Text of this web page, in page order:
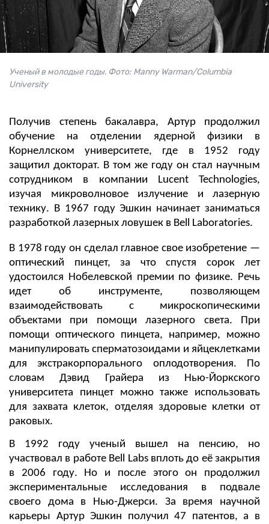
Ученый в молодые годы. Фото: Manny Warman/Columbia
University
Получив степень бакалавра, Артур продолжил
обучение на отделении ядерной физики в
Корнеллском университете, где в 1952 году
защитил докторат. В том же году он стал научным
сотрудником в компании Lucent Technologies,
изучая микроволновое излучение и лазерную
технику. В 1967 году Эшкин начинает заниматься
разработкой лазерных ловушек в Bell Laboratories.
В 1978 году он сделал главное свое изобретение —
оптический пинцет, за что спустя сорок лет
удостоился Нобелевской премии по физике. Речь
идет об инструменте, позволяющем
взаимодействовать с микроскопическими
объектами при помощи лазерного света. При
помощи оптического пинцета, например, можно
манипулировать сперматозоидами и яйцеклетками
для экстракорпорального оплодотворения. По
словам Дэвид Грайера из Нью-Йоркского
университета пинцет можно также использовать
для захвата клеток, отделяя здоровые клетки от
раковых.
В 1992 году ученый вышел на пенсию, но
участвовал в работе Bell Labs вплоть до её закрытия
в 2006 году. Но и после этого он продолжил
экспериментальные исследования в подвале
своего дома в Нью-Джерси. За время научной
карьеры Артур Эшкин получил 47 патентов, а в